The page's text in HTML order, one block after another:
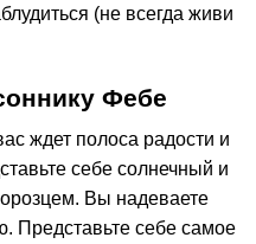
(не всегда живи
Фебе
ждет полоса радости и
себе солнечный и
Вы надеваете
Представьте себе самое